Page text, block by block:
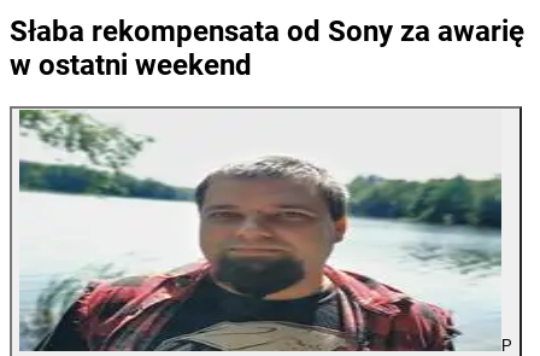
Słaba rekompensata od Sony za awarię
w ostatni weekend
P